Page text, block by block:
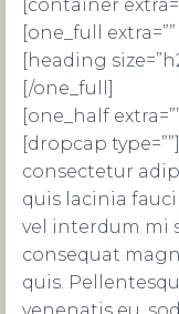
[container
[one_full extra=””
[heading
[/one_full]
[one_half
[dropcap
consectetur
quis lacinia
vel interdum mi
consequat
quis.